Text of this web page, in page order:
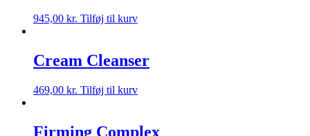
945,00 kr. Tilføj til kurv
Cream Cleanser
469,00 kr. Tilføj til kurv
Firming Complex